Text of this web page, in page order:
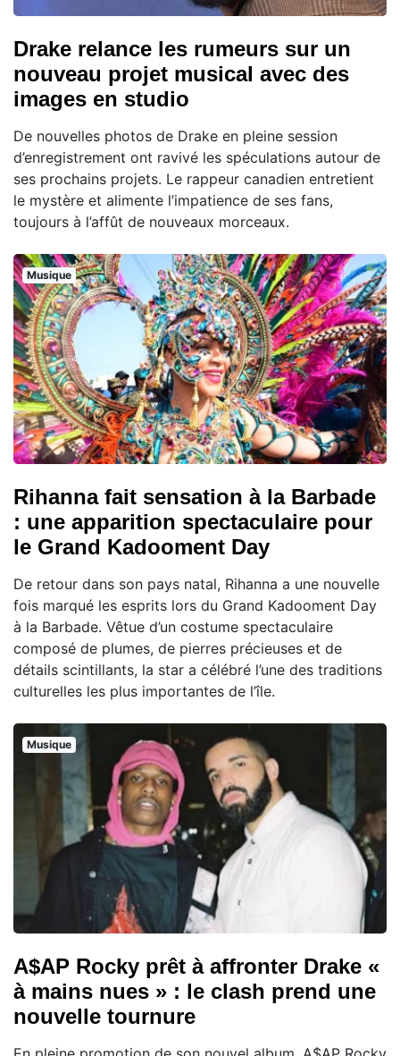
Drake relance les rumeurs sur un
nouveau projet musical avec des
images en studio
De nouvelles photos de Drake en pleine session
d’enregistrement ont ravivé les spéculations autour de
ses prochains projets. Le rappeur canadien entretient
le mystère et alimente l’impatience de ses fans,
toujours à l’affût de nouveaux morceaux.
Musique
Rihanna fait sensation à la Barbade
: une apparition spectaculaire pour
le Grand Kadooment Day
De retour dans son pays natal, Rihanna a une nouvelle
fois marqué les esprits lors du Grand Kadooment Day
à la Barbade. Vêtue d’un costume spectaculaire
composé de plumes, de pierres précieuses et de
détails scintillants, la star a célébré l’une des traditions
culturelles les plus importantes de l’île.
Musique
A$AP Rocky prêt à affronter Drake «
à mains nues » : le clash prend une
nouvelle tournure